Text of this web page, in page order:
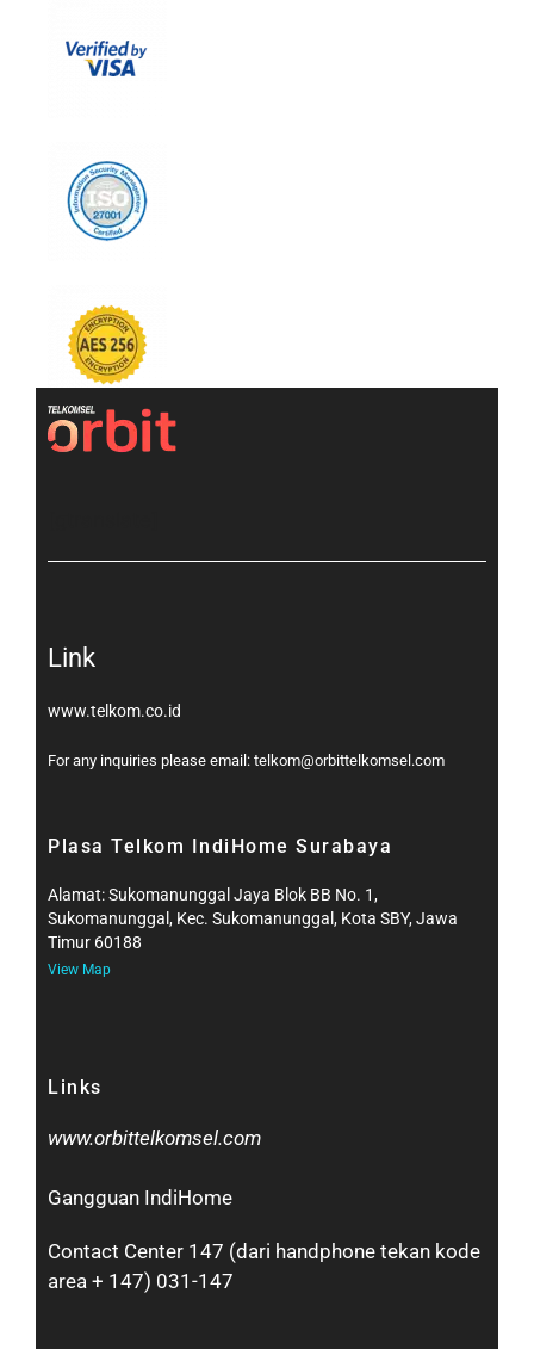
Link
www.telkom.co.id
For any inquiries please email: telkom@orbittelkomsel.com
Plasa Telkom IndiHome Surabaya
Alamat: Sukomanunggal Jaya Blok BB No. 1,
Sukomanunggal, Kec. Sukomanunggal, Kota SBY, Jawa
Timur 60188
View Map
Links
www.orbittelkomsel.com
Gangguan IndiHome
Contact Center 147 (dari handphone tekan kode
area + 147) 031-147